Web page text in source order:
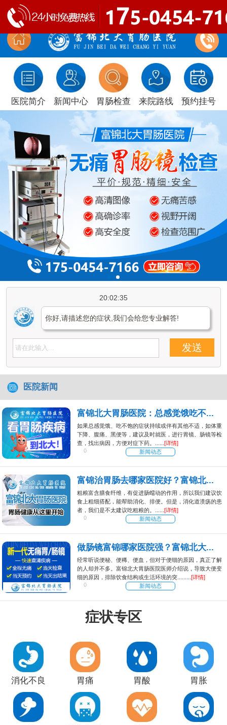
医院简介 新闻中心 胃肠检查 来院路线 预约挂号
20:02:35
你好,请描述您的症状,我们会给您专业解答!
发送
医院新闻
富锦北大胃肠医院：总感觉饿吃不...
如果总感觉饿、吃不饱的症状持续或伴有其他不适，如体重
下降、腹痛、黑便等，建议及时就医，进行胃镜、肠镜等检
查，找出病因，方便对症下药。......[详情]
0
新闻动态
富锦治胃肠去哪家医院好？富锦北...
粗粮富含膳食纤维，有促进肠蠕动的作用，所以我们建议饮
食上粗细搭配，能帮助消化、排便。但是，消化道溃疡的患
者，我们是不太建议吃粗粮的。......[详情]
0
新闻动态
做肠镜富锦哪家医院强？富锦北大...
经常听说便秘、便稀、便血，但对于便细的原因，真正了解
的人却并不多。富锦北大胃肠医院医师介绍说，导致大便变
细的原因，排除饮食结构或生活环境的突.........[详情]
0
新闻动态
症状专区
消化不良 胃痛 胃酸 胃胀